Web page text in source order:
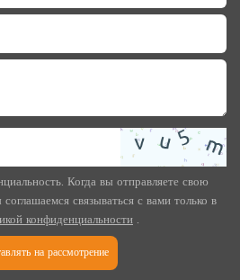
Когда вы отправляете свою
связываться с вами только в
конфиденциальности .
на рассмотрение